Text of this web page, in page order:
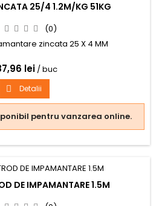
25/4 1.2M/KG 51KG
(0)
zincata 25 X 4 MM
lei / buc
 Detalii
pentru vanzarea online.
DE IMPAMANTARE 1.5M